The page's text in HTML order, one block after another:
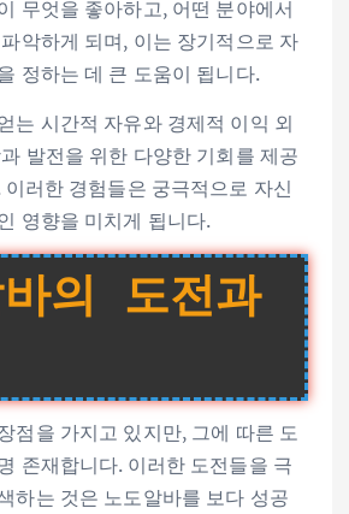
무엇을 좋아하고, 어떤 분야에서
악하게 되며, 이는 장기적으로 자
정하는 데 큰 도움이 됩니다.
는 시간적 자유와 경제적 이익 외
발전을 위한 다양한 기회를 제공
러한 경험들은 궁극적으로 자신
영향을 미치게 됩니다.
의 도전과
점을 가지고 있지만, 그에 따른 도
존재합니다. 이러한 도전들을 극
하는 것은 노도알바를 보다 성공